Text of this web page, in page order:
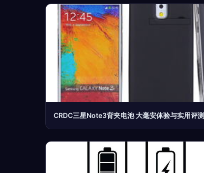
CRDC三星Note3背夹电池 大毫安体验与实用评测